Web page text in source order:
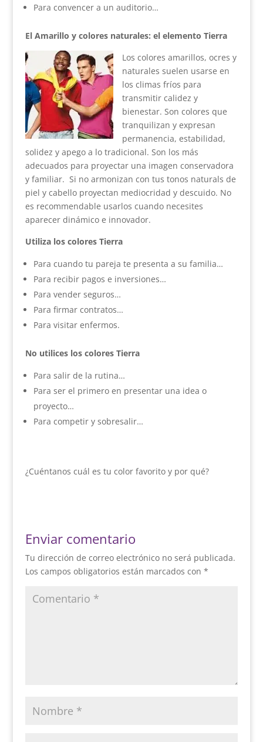
Para convencer a un auditorio…
El Amarillo y colores naturales: el elemento Tierra
Los colores amarillos, ocres y
naturales suelen usarse en
los climas fríos para
transmitir calidez y
bienestar. Son colores que
tranquilizan y expresan
permanencia, estabilidad,
solidez y apego a lo tradicional. Son los más
adecuados para proyectar una imagen conservadora
y familiar. Si no armonizan con tus tonos naturals de
piel y cabello proyectan mediocridad y descuido. No
es recommendable usarlos cuando necesites
aparecer dinámico e innovador.
Utiliza los colores Tierra
Para cuando tu pareja te presenta a su familia…
Para recibir pagos e inversiones…
Para vender seguros…
Para firmar contratos…
Para visitar enfermos.
No utilices los colores Tierra
Para salir de la rutina…
Para ser el primero en presentar una idea o
proyecto…
Para competir y sobresalir…
¿Cuéntanos cuál es tu color favorito y por qué?
Enviar comentario
Tu dirección de correo electrónico no será publicada.
Los campos obligatorios están marcados con *